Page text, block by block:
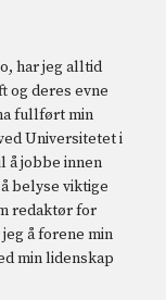
har jeg alltid
og deres evne
fullført min
Universitetet i
å jobbe innen
belyse viktige
redaktør for
å forene min
min lidenskap